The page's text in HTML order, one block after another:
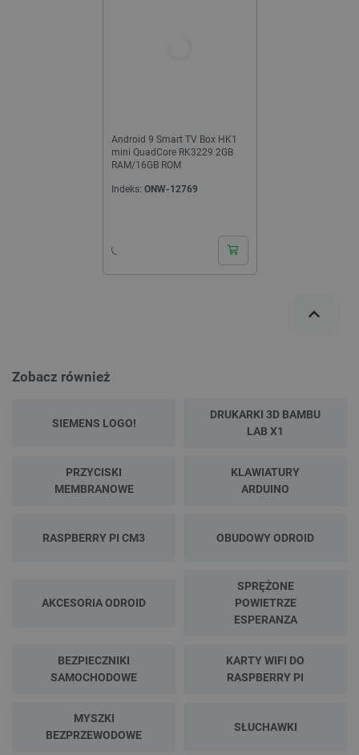
Android 9 Smart TV Box HK1
mini QuadCore RK3229 2GB
RAM/16GB ROM
Indeks: ONW-12769
Zobacz również
SIEMENS LOGO!
DRUKARKI 3D BAMBU
LAB X1
PRZYCISKI
MEMBRANOWE
KLAWIATURY
ARDUINO
RASPBERRY PI CM3 OBUDOWY ODROID
AKCESORIA ODROID
SPRĘŻONE
POWIETRZE
ESPERANZA
BEZPIECZNIKI
SAMOCHODOWE
KARTY WIFI DO
RASPBERRY PI
MYSZKI
BEZPRZEWODOWE
SŁUCHAWKI